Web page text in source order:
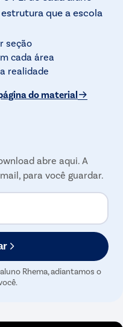
que a escola
seção
cada área
realidade
do material
abre aqui. A
para você guardar.
Rhema, adiantamos o